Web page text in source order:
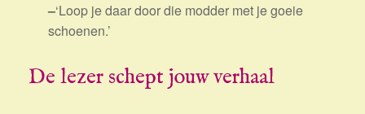
–‘Loop je daar door die modder met je goeie
schoenen.’
De lezer schept jouw verhaal